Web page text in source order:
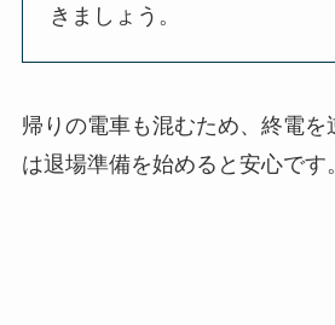
きましょう。
帰りの電車も混むため、終電を
は退場準備を始めると安心です。